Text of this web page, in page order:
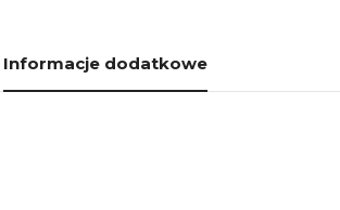
Informacje dodatkowe